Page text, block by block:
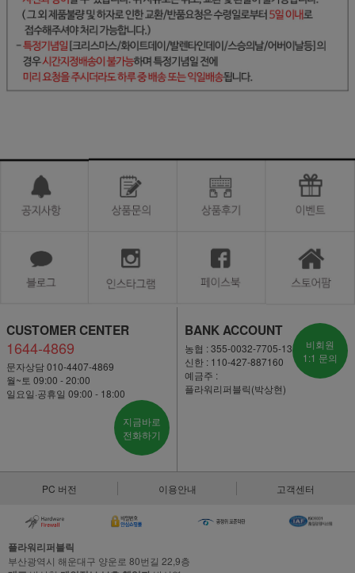
CUSTOMER CENTER
1644-4869
문자상담 010-4407-4869
월~토 09:00 - 20:00
일요일·공휴일 09:00 - 18:00
지금바로
전화하기
BANK ACCOUNT
농협 : 355-0032-7705-13
신한 : 110-427-887160
예금주 :
플라워리퍼블릭(박상현)
비회원
1:1 문의
PC 버전 이용안내 고객센터
플라워리퍼블릭
부산광역시 해운대구 양운로 80번길 22,9층